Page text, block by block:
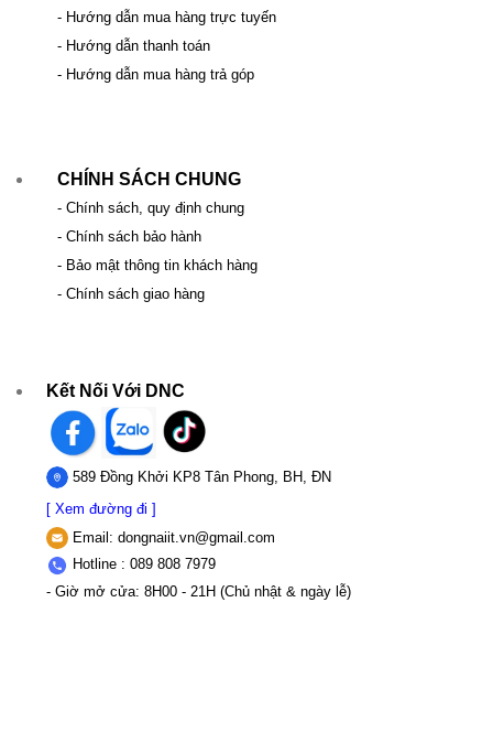
- Hướng dẫn mua hàng trực tuyến
- Hướng dẫn thanh toán
- Hướng dẫn mua hàng trả góp
CHÍNH SÁCH CHUNG
- Chính sách, quy định chung
- Chính sách bảo hành
- Bảo mật thông tin khách hàng
- Chính sách giao hàng
Kết Nối Với DNC
589 Đồng Khởi KP8 Tân Phong, BH, ĐN
[ Xem đường đi ]
Email: dongnaiit.vn@gmail.com
Hotline : 089 808 7979
- Giờ mở cửa: 8H00 - 21H (Chủ nhật & ngày lễ)